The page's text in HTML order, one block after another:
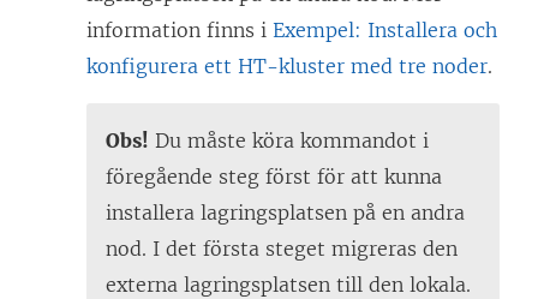
t
e
r
information finns i Exempel: Installera och
konfigurera ett HT-kluster med tre noder.
Obs! Du måste köra kommandot i
föregående steg först för att kunna
installera lagringsplatsen på en andra
nod. I det första steget migreras den
externa lagringsplatsen till den lokala.